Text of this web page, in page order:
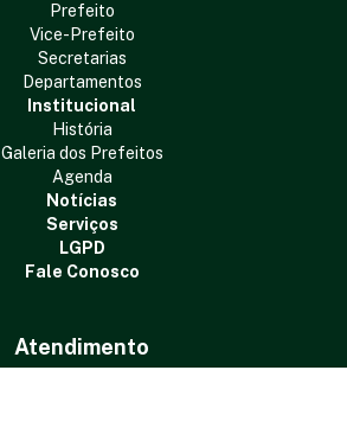
Prefeito
Vice-Prefeito
Secretarias
Departamentos
Institucional
História
Galeria dos Prefeitos
Agenda
Notícias
Serviços
LGPD
Fale Conosco
Atendimento